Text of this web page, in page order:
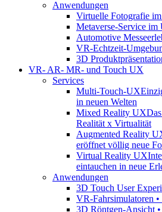
Anwendungen
Virtuelle Fotografie
Metaverse-Service im
Automotive
VR-Echtzeit-
3D
VR- AR- MR- und Touch UX
Services
Multi-Touch-UX
in neuen Welten
Mixed Reality UX
Realität x Virtualität
Augmented Reality
eröffnet völlig neue
Virtual Reality UX
eintauchen in neue
Anwendungen
3D Touch User
VR-Fahrsimulatoren
3D Röntgen-Ansicht